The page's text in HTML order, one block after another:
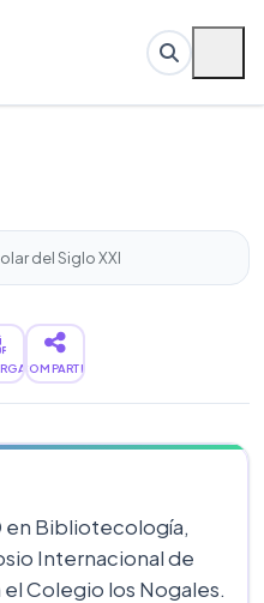
del Siglo XXI
COMPARTIR
en Bibliotecología,
Internacional de
Colegio los Nogales.